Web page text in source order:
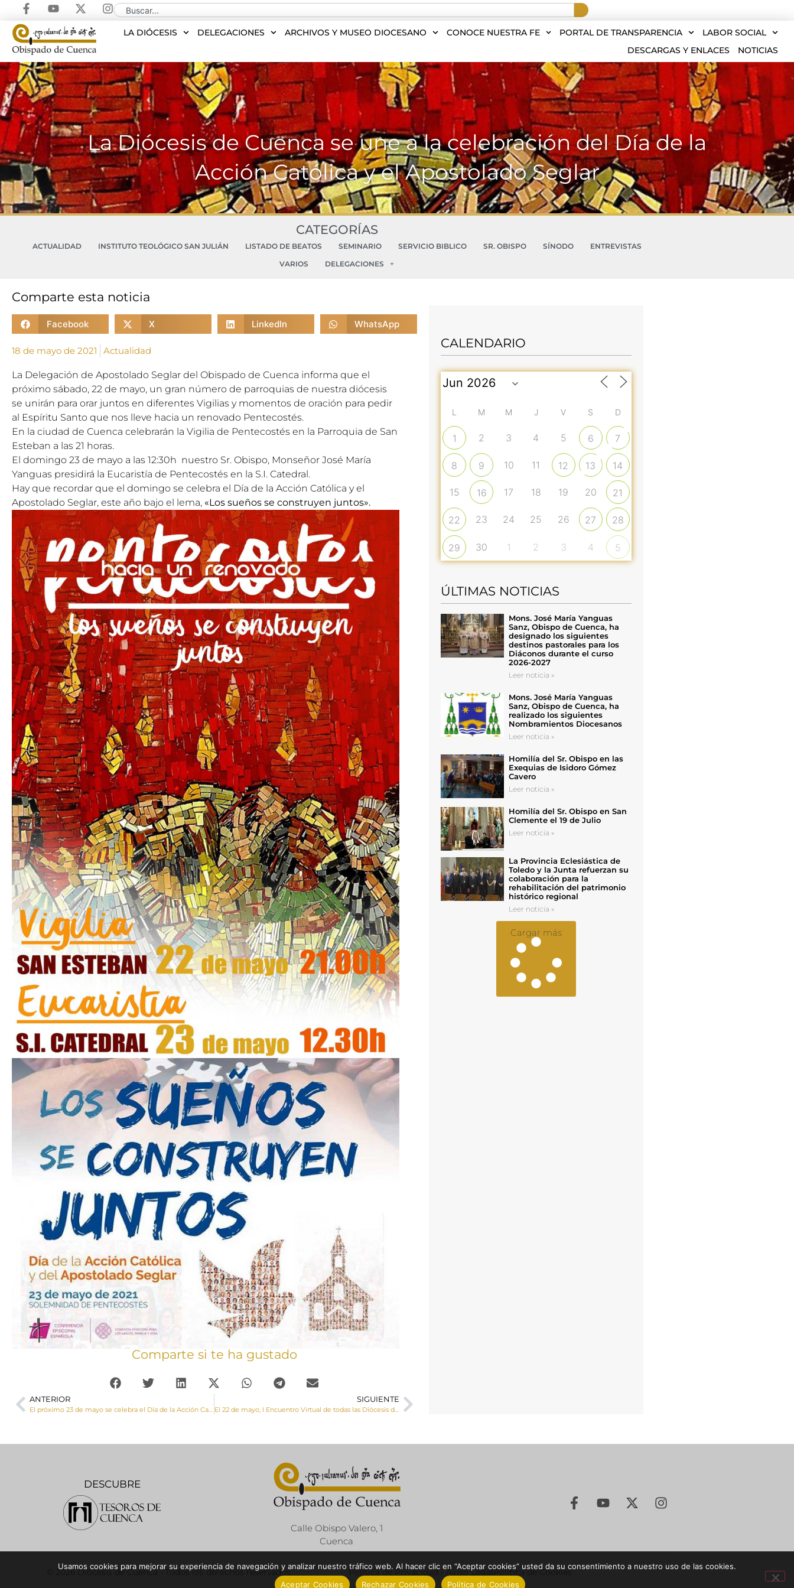
LA DIÓCESIS DELEGACIONES ARCHIVOS Y MUSEO DIOCESANO CONOCE NUESTRA FE PORTAL DE TRANSPARENCIA
LABOR SOCIAL
DESCARGAS Y ENLACES
NOTICIAS
La Diócesis de Cuenca se une a la celebración del Día de la
Acción Católica y el Apostolado Seglar
CATEGORÍAS
ACTUALIDAD INSTITUTO TEOLÓGICO SAN JULIÁN LISTADO DE BEATOS SEMINARIO SERVICIO BIBLICO SR. OBISPO SÍNODO
ENTREVISTAS
VARIOS
DELEGACIONES
Comparte esta noticia
Facebook X LinkedIn WhatsApp
18 de mayo de 2021 Actualidad
La Delegación de Apostolado Seglar del Obispado de Cuenca informa que el
próximo sábado, 22 de mayo, un gran número de parroquias de nuestra diócesis
se unirán para orar juntos en diferentes Vigilias y momentos de oración para pedir
al Espíritu Santo que nos lleve hacia un renovado Pentecostés.
En la ciudad de Cuenca celebrarán la Vigilia de Pentecostés en la Parroquia de San
Esteban a las 21 horas.
El domingo 23 de mayo a las 12:30h nuestro Sr. Obispo, Monseñor José María
Yanguas presidirá la Eucaristía de Pentecostés en la S.I. Catedral.
Hay que recordar que el domingo se celebra el Día de la Acción Católica y el
Apostolado Seglar, este año bajo el lema, «Los sueños se construyen juntos».
Comparte si te ha gustado
ANTERIOR
El próximo 23 de mayo se celebra el Día de la Acción Católica y Apostolado Seglar
SIGUIENTE
El 22 de mayo, I Encuentro Virtual de todas las Diócesis de CLM para reflexionar sobre la vocación laical
CALENDARIO
L M M J V S D
1 2 3 4 5 6 7
8 9 10 11 12 13 14
15 16 17 18 19 20 21
22 23 24 25 26 27 28
29 30 1 2 3 4 5
ÚLTIMAS NOTICIAS
Mons. José María Yanguas
Sanz, Obispo de Cuenca, ha
designado los siguientes
destinos pastorales para los
Diáconos durante el curso
2026-2027
Leer noticia »
Mons. José María Yanguas
Sanz, Obispo de Cuenca, ha
realizado los siguientes
Nombramientos Diocesanos
Leer noticia »
Homilía del Sr. Obispo en las
Exequias de Isidoro Gómez
Cavero
Leer noticia »
Homilía del Sr. Obispo en San
Clemente el 19 de Julio
Leer noticia »
La Provincia Eclesiástica de
Toledo y la Junta refuerzan su
colaboración para la
rehabilitación del patrimonio
histórico regional
Leer noticia »
Cargar más
DESCUBRE
Calle Obispo Valero, 1
Cuenca
© 2026 Diócesis de Cuenca - Todos los derechos reservados Política de Privacidad / Aviso LegalPolítica de Cookies
Usamos cookies para mejorar su experiencia de navegación y analizar nuestro tráfico web. Al hacer clic en “Aceptar cookies” usted da su consentimiento a nuestro uso de las cookies.
Aceptar Cookies
Rechazar Cookies Política de Cookies